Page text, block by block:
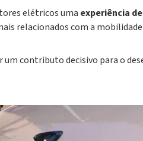
elétricos uma experiência
relacionados com a
um contributo decisivo para o